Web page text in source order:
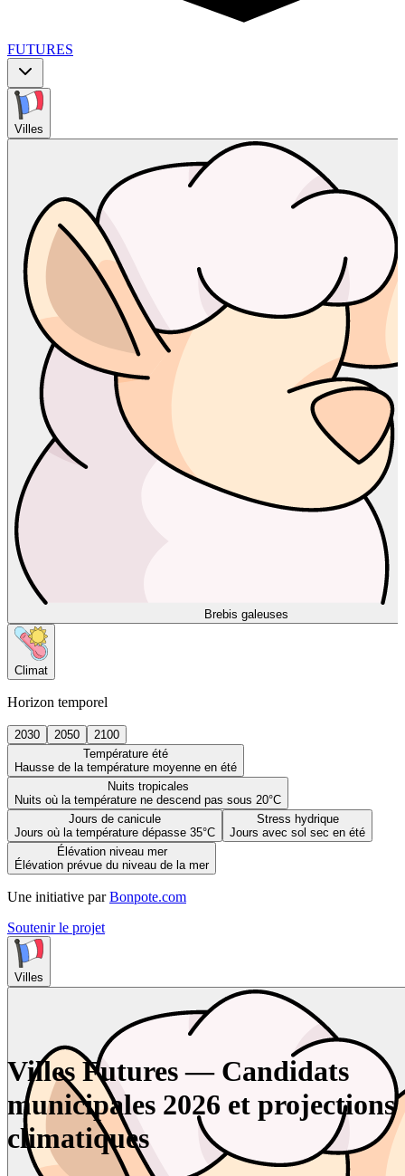
FUTURES
Villes
Brebis galeuses
Climat
Horizon temporel
2030 2050
2100
Température été
Hausse de la température moyenne en été
Nuits tropicales
Nuits où la température ne descend pas sous 20°C
Jours de canicule
Jours où la température dépasse 35°C
Stress hydrique
Jours avec sol sec en été
Élévation niveau mer
Élévation prévue du niveau de la mer
Une initiative par Bonpote.com
Soutenir le projet
Villes
Villes Futures — Candidats
municipales 2026 et projections
climatiques